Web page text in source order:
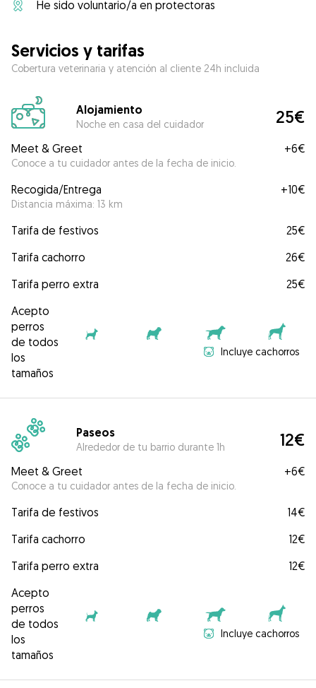
He sido voluntario/a en protectoras
Servicios y tarifas
Cobertura veterinaria y atención al cliente 24h incluida
Alojamiento
Noche en casa del cuidador 25€
Meet & Greet
Conoce a tu cuidador antes de la fecha de inicio.
+6€
Recogida/Entrega
Distancia máxima: 13 km
+10€
Tarifa de festivos
25€
Tarifa cachorro
26€
Tarifa perro extra
25€
Acepto
perros
de todos
los
tamaños
Incluye cachorros
Paseos
Alrededor de tu barrio durante 1h 12€
Meet & Greet
Conoce a tu cuidador antes de la fecha de inicio.
+6€
Tarifa de festivos
14€
Tarifa cachorro
12€
Tarifa perro extra
12€
Acepto
perros
de todos
los
tamaños
Incluye cachorros